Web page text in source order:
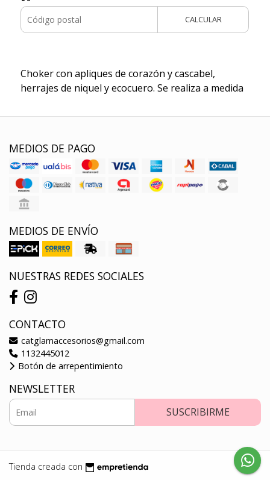
CALCULAR
Choker con apliques de corazón y cascabel,
herrajes de niquel y ecocuero. Se realiza a medida
MEDIOS DE PAGO
MEDIOS DE ENVÍO
NUESTRAS REDES SOCIALES
CONTACTO
catglamaccesorios@gmail.com
1132445012
Botón de arrepentimiento
NEWSLETTER
SUSCRIBIRME
Tienda creada con